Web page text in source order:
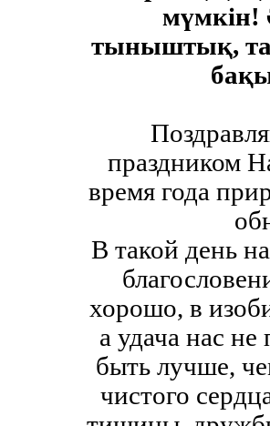
мүмкін!
тыныштық,
праздником
время года
В такой день
хорошо, в
а удача нас
быть лучше,
чистого